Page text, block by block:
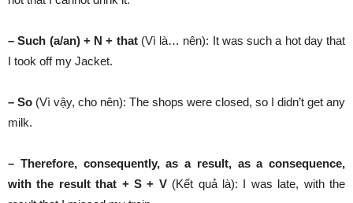
– Such (a/an) + N + that (Vì là… nên): It was such a hot day that
I took off my Jacket.
– So (Vì vậy, cho nên): The shops were closed, so I didn’t get any
milk.
– Therefore, consequently, as a result, as a consequence,
with the result that + S + V(Kết quả là): I was late, with the